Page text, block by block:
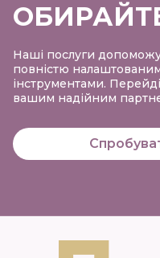
Наші послуги
повністю
інструментами.
вашим надійним